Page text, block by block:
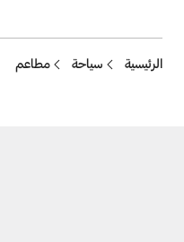
Breadcrumb
الرئيسية سياحة مطاعم